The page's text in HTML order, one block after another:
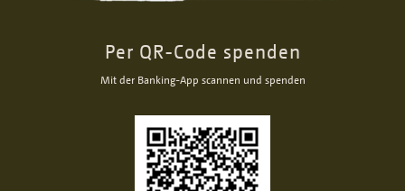
Per QR-Code spenden
Mit der Banking-App scannen und spenden